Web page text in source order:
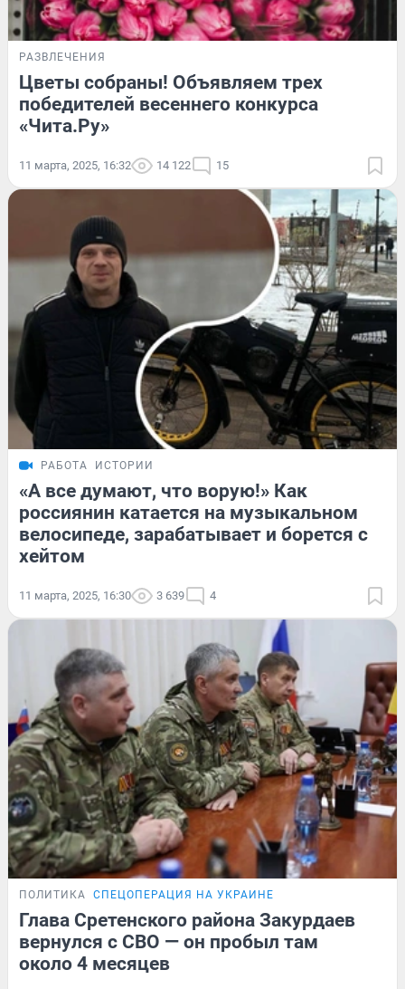
РАЗВЛЕЧЕНИЯ
Цветы собраны! Объявляем трех
победителей весеннего конкурса
«Чита.Ру»
11 марта, 2025, 16:32 14 122 15
РАБОТА ИСТОРИИ
«А все думают, что ворую!» Как
россиянин катается на музыкальном
велосипеде, зарабатывает и борется с
хейтом
11 марта, 2025, 16:30 3 639 4
ПОЛИТИКА СПЕЦОПЕРАЦИЯ НА УКРАИНЕ
Глава Сретенского района Закурдаев
вернулся с СВО — он пробыл там
около 4 месяцев